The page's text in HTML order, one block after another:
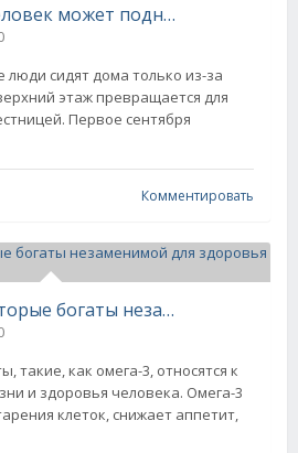
Даже пожилой человек может подняться на 5 этаж пешком не сбивая дыхание. Проверила на себе и научила старенькую соседку
сидят дома только из-за
этаж превращается для
Первое сентября
Комментировать
10 продуктов, которые богаты незаменимой для здоровья аминокислотой омега-3
такие, как омега-3, относятся к
и здоровья человека. Омега-3
клеток, снижает аппетит,